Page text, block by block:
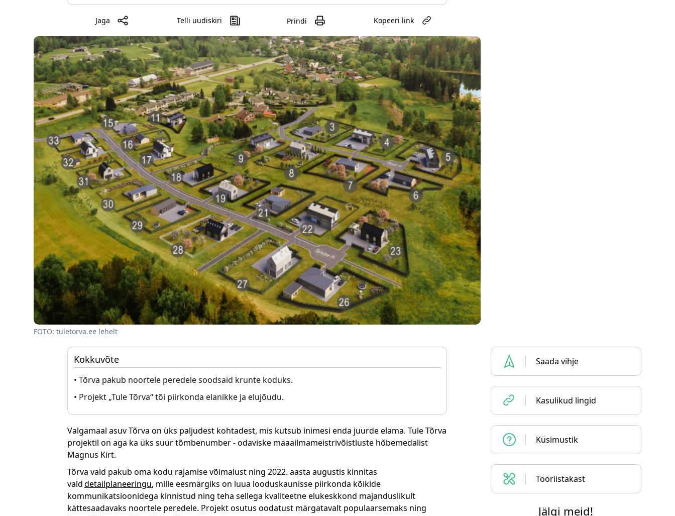
Jaga Telli uudiskiri Prindi Kopeeri link
FOTO: tuletorva.ee lehelt
Kokkuvõte
• Tõrva pakub noortele peredele soodsaid krunte koduks.
• Projekt „Tule Tõrva“ tõi piirkonda elanikke ja elujõudu.
Valgamaal asuv Tõrva on üks paljudest kohtadest, mis kutsub inimesi enda juurde elama. Tule Tõrva
projektil on aga ka üks suur tõmbenumber - odaviske maaailmameistrivõistluste hõbemedalist
Magnus Kirt.
Tõrva vald pakub oma kodu rajamise võimalust ning 2022. aasta augustis kinnitas
valddetailplaneeringu, mille eesmärgiks on luua looduskaunisse piirkonda kõikide
kommunikatsioonidega kinnistud ning teha sellega kvaliteetne elukeskkond majanduslikult
kättesaadavaks noortele peredele. Projekt osutus oodatust märgatavalt populaarsemaks ning
Saada vihje
Kasulikud lingid
Küsimustik
Tööriistakast
Jälgi meid!